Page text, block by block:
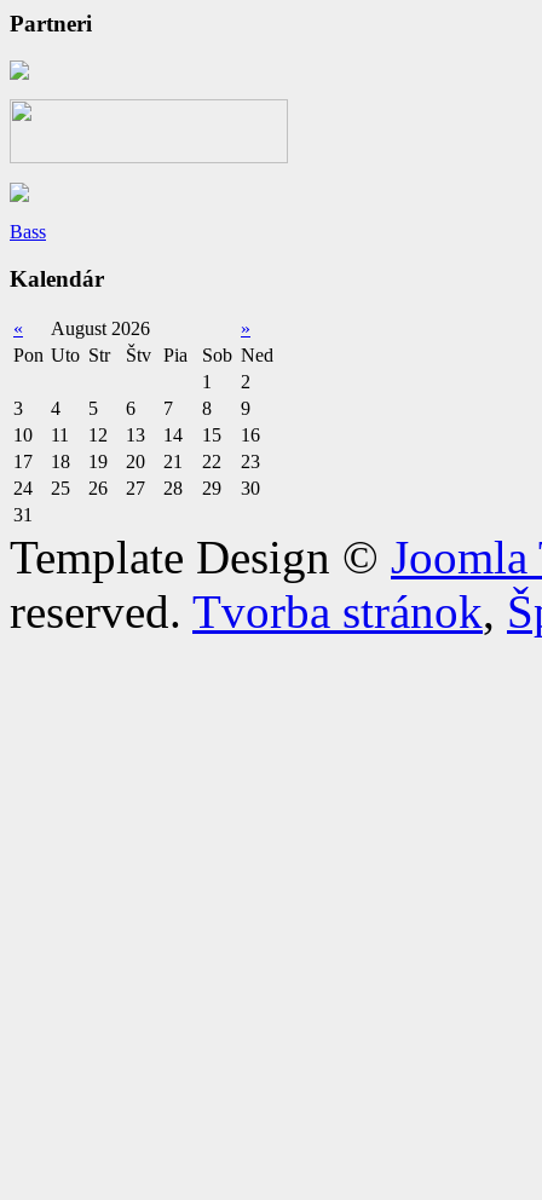
Partneri
Bass
Kalendár
« August 2026
»
Pon Uto Str Štv Pia Sob Ned
1
2
3
4 5 6 7 8
9
10
11 12 13 14 15
16
17
18 19 20 21 22
23
24
25 26 27 28 29
30
31
Template Design © Joomla
reserved. Tvorba stránok,